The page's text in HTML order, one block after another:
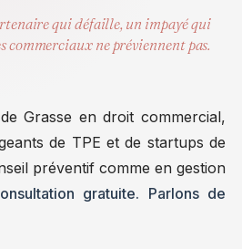
qui défaille, un impayé qui
commerciaux ne préviennent pas.
Grasse en droit commercial,
de TPE et de startups de
préventif comme en gestion
gratuite. Parlons de